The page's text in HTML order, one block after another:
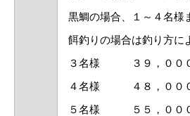
黒鯛の場合、１～４名様
餌釣りの場合は釣り方
３名様 ３９，００
４名様 ４８，００
５名様 ５５，００